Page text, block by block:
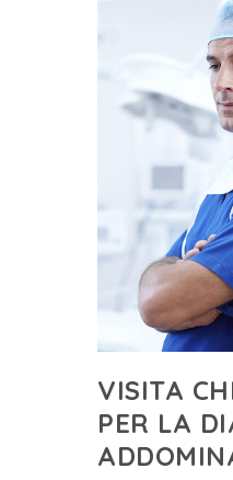
VISITA
PER LA